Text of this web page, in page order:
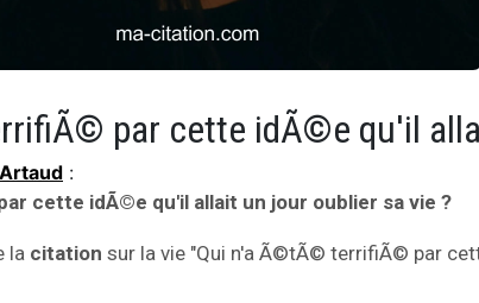
:
cette idÃ©e qu'il allait un jour oublier sa vie ?
la citation sur la vie "Qui n'a Ã©tÃ© terrifiÃ© par